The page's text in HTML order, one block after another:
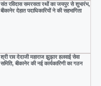
संत रविदास समरसता रथों का जयपुर से शुभारंभ,
बीकानेर देहात पदाधिकारियों ने की सहभागिता
श्री राव देदाजी महाराज झुझार हलवाई सेवा
समिति, बीकानेर की नई कार्यकारिणी का गठन